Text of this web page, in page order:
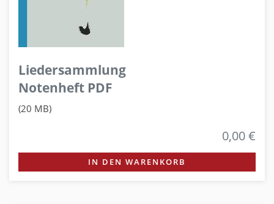
Liedersammlung
Notenheft PDF
(20 MB)
0,00 €
IN DEN WARENKORB